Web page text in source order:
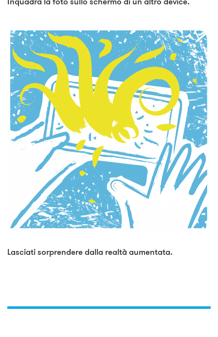
Lasciati sorprendere dalla realtà aumentata.